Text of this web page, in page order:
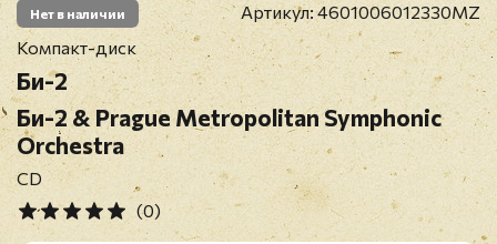
Нет в наличии Артикул:4601006012330MZ
Компакт-диск
Би-2
Би-2 & Prague Metropolitan Symphonic
Orchestra
CD
(0)